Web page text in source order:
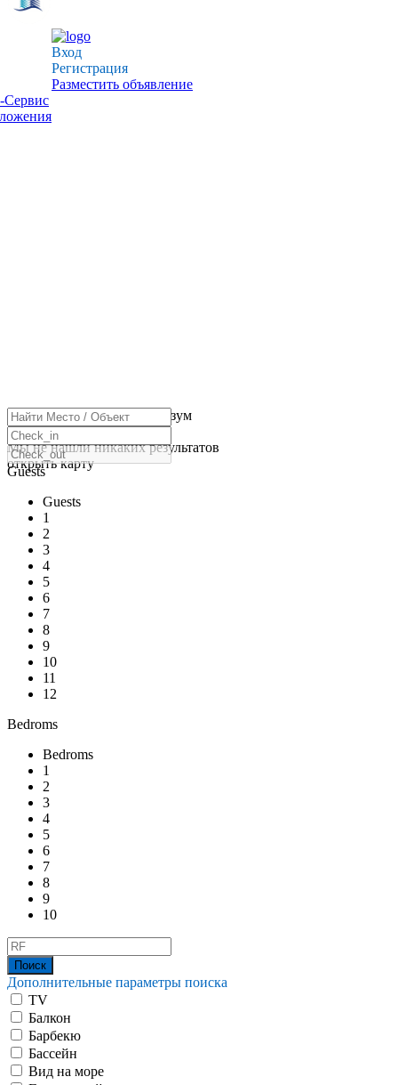
Вход
Регистрация
Разместить объявление
нажмите, чтобы включить зум
Загрузка карт
Мы не нашли никаких результатов
открыть карту
Guests
Guests
1
2
3
4
5
6
7
8
9
10
11
12
Bedroms
Bedroms
1
2
3
4
5
6
7
8
9
10
Дополнительные параметры поиска
TV
Балкон
Барбекю
Бассейн
Вид на море